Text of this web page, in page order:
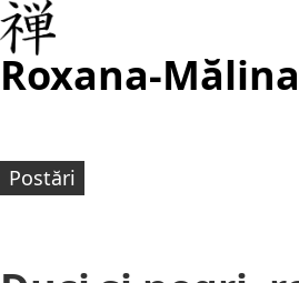
Roxana-
Postări